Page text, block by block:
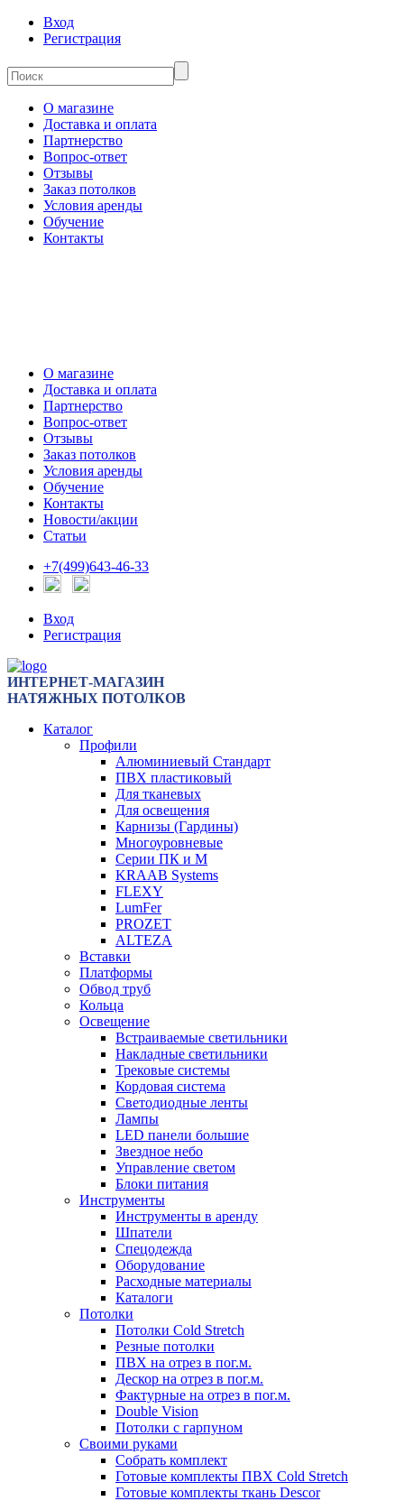
Вход
Регистрация
О магазине
Доставка и оплата
Партнерство
Вопрос-ответ
Отзывы
Заказ потолков
Условия аренды
Обучение
Контакты
О магазине
Доставка и оплата
Партнерство
Вопрос-ответ
Отзывы
Заказ потолков
Условия аренды
Обучение
Контакты
Новости/акции
Статьи
+7(499)643-46-33
Вход
Регистрация
ИНТЕРНЕТ-МАГАЗИН
НАТЯЖНЫХ ПОТОЛКОВ
Каталог
Профили
Алюминиевый Стандарт
ПВХ пластиковый
Для тканевых
Для освещения
Карнизы (Гардины)
Многоуровневые
Серии ПК и М
KRAAB Systems
FLEXY
LumFer
PROZET
ALTEZA
Вставки
Платформы
Обвод труб
Кольца
Освещение
Встраиваемые светильники
Накладные светильники
Трековые системы
Кордовая система
Светодиодные ленты
Лампы
LED панели большие
Звездное небо
Управление светом
Блоки питания
Инструменты
Инструменты в аренду
Шпатели
Спецодежда
Оборудование
Расходные материалы
Каталоги
Потолки
Потолки Cold Stretch
Резные потолки
ПВХ на отрез в пог.м.
Дескор на отрез в пог.м.
Фактурные на отрез в пог.м.
Double Vision
Потолки с гарпуном
Своими руками
Собрать комплект
Готовые комплекты ПВХ Cold Stretch
Готовые комплекты ткань Descor